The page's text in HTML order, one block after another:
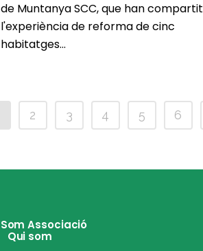
de Muntanya SCC, que han compartit
l'experiència de reforma de cinc
habitatges...
2 3 4 5 6
Som Associació
Qui som